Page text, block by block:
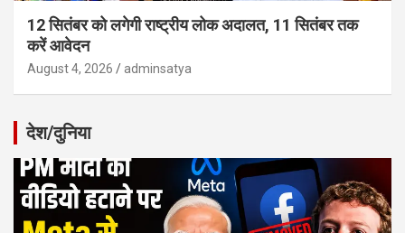
12 सितंबर को लगेगी राष्ट्रीय लोक अदालत, 11 सितंबर तक
करें आवेदन
August 4, 2026 adminsatya
देश/दुनिया